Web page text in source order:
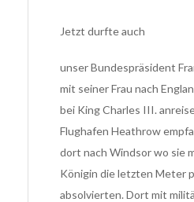
Jetzt durfte auch
unser Bundespräsident
mit seiner Frau nach
bei King Charles III.
Flughafen Heathrow
dort nach Windsor wo sie
Königin die letzten Meter
absolvierten. Dort mit